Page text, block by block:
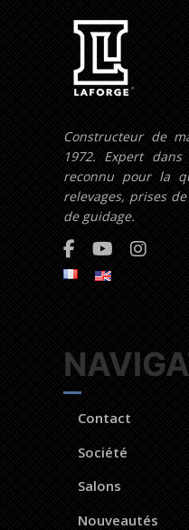
Constructeur de
1972. Expert
reconnu pour la
relevages, prises
de guidage.
Contact
Société
Salons
Nouveautés